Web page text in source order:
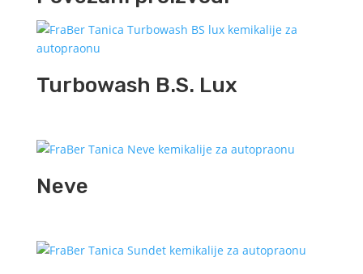
Turbowash B.S. Lux
Neve